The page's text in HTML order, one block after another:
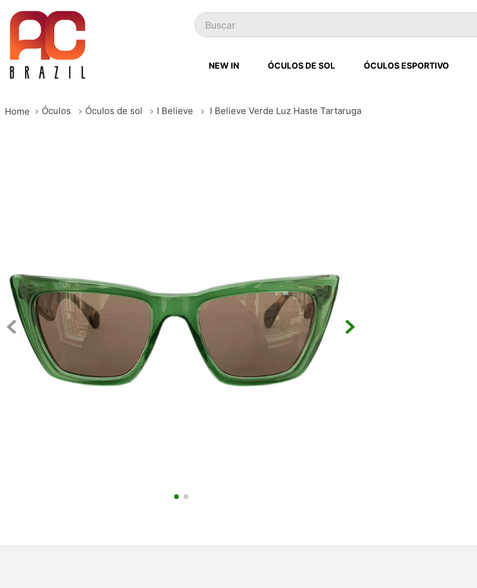
Buscar
NEW IN ÓCULOS DE SOL ÓCULOS ESPORTIVO
Óculos Óculos de sol I Believe I Believe Verde Luz Haste Tartaruga